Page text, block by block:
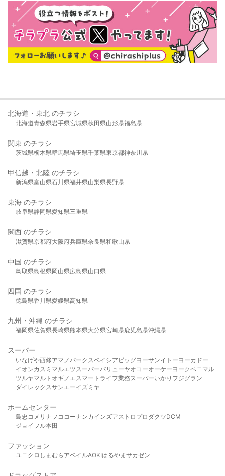
北海道・東北 のチラシ
北海道青森県岩手県宮城県秋田県山形県福島県
関東 のチラシ
茨城県栃木県群馬県埼玉県千葉県東京都神奈川県
甲信越・北陸 のチラシ
新潟県富山県石川県福井県山梨県長野県
東海 のチラシ
岐阜県静岡県愛知県三重県
関西 のチラシ
滋賀県京都府大阪府兵庫県奈良県和歌山県
中国 のチラシ
鳥取県島根県岡山県広島県山口県
四国 のチラシ
徳島県香川県愛媛県高知県
九州・沖縄 のチラシ
福岡県佐賀県長崎県熊本県大分県宮崎県鹿児島県沖縄県
スーパー
いなげや西條アマノパークスベイシア ビッグヨーサンイトーヨーカドー
イオンカスミ マルエツスーパーバリューヤオコーオーケー ヨークベニマル
ツルヤマルト オギノ エスマート ライフ業務スーパーいかり フジグラン
ダイレックスサンエーイズミヤ
ホームセンター
島忠 コメリ ナフコ コーナンカインズアストロプロダクツDCM
ジョイフル本田
ファッション
ユニクロ しまむら アベイルAOKIはるやま サカゼン